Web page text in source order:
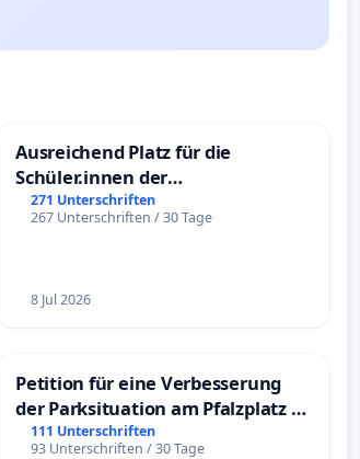
Ausreichend Platz für die
Schüler.innen der
Schönbergschule
271 Unterschriften
267 Unterschriften / 30 Tage
8 Jul 2026
Petition für eine Verbesserung
der Parksituation am Pfalzplatz in
Mannheim
111 Unterschriften
93 Unterschriften / 30 Tage